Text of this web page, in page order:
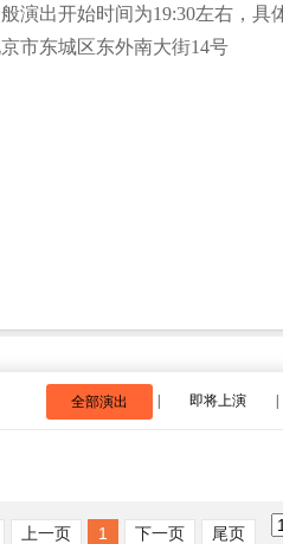
演出开始时间为19:30左右，具
市东城区东外南大街14号
即将上演
全部演出
上一页 1 下一页 尾页